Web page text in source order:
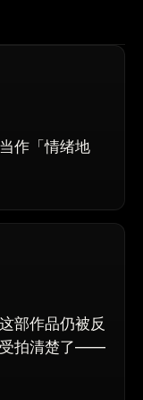
作「情绪地
部作品仍被反
受拍清楚了——